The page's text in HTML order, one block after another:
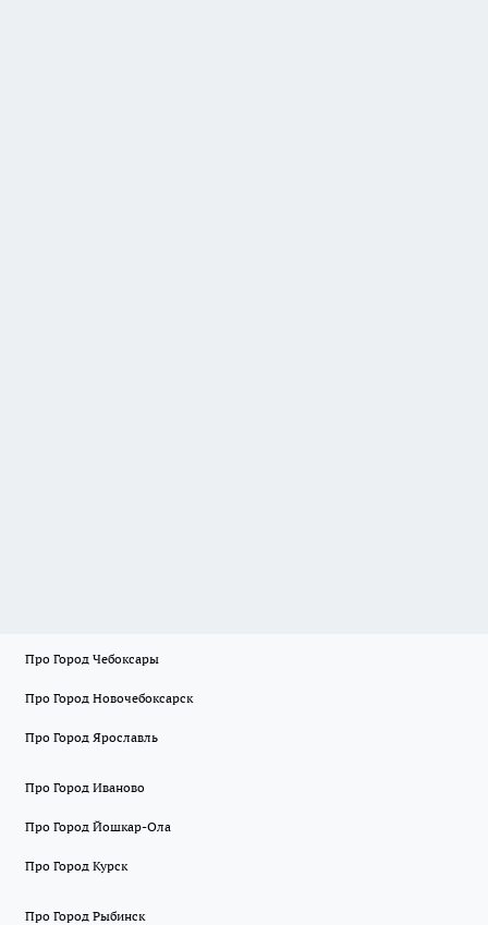
Про Город Чебоксары
Про Город Новочебоксарск
Про Город Ярославль
Про Город Иваново
Про Город Йошкар-Ола
Про Город Курск
Про Город Рыбинск